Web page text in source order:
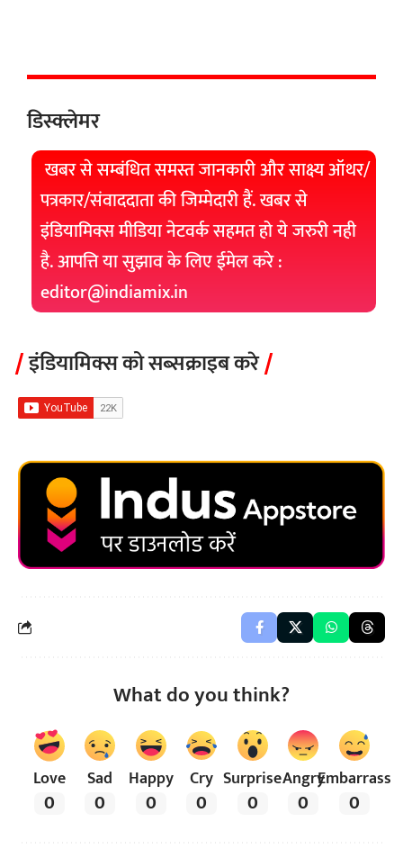
डिस्क्लेमर
खबर से सम्बंधित समस्त जानकारी और साक्ष्य ऑथर/
पत्रकार/संवाददाता की जिम्मेदारी हैं. खबर से
इंडियामिक्स मीडिया नेटवर्क सहमत हो ये जरुरी नही
है. आपत्ति या सुझाव के लिए ईमेल करे :
editor@indiamix.in
इंडियामिक्स को सब्सक्राइब करे
What do you think?
Love
0
Sad
0
Happy
0
Cry
0
Surprise
0
Angry
0
Embarrass
0